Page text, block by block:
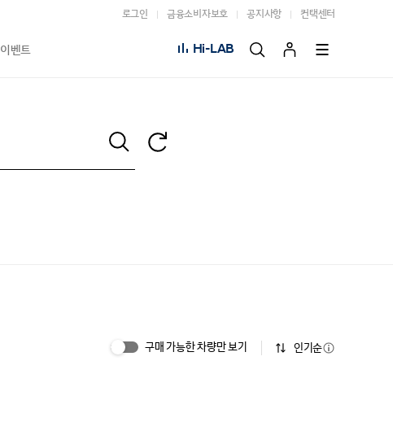
로그인 금융소비자보호 공지사항 컨택센터
이벤트 Hi-LAB
구매 가능한 차량만 보기 인기순